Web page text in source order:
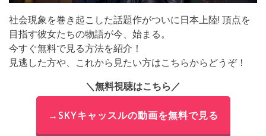
社会現象を巻き起こした話題作がついに日本上陸! 頂点を
目指す彼女たちの物語が今、始まる。
今すぐ無料で見る方法を紹介！
見逃した方や、これから見たい方はこちらからどうぞ！
＼無料視聴はこちら／
→SKYキャッスルの動画を無料で見る